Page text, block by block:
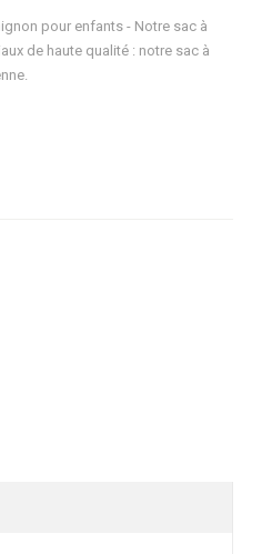
pour enfants - Notre sac à
de haute qualité : notre sac à